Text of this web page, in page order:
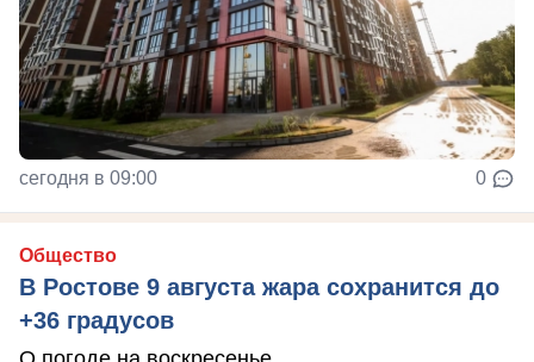
сегодня в 09:00 0
Общество
В Ростове 9 августа жара сохранится до
+36 градусов